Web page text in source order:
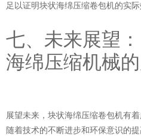
足以证明块状海绵压缩卷包机的实际
七、未来展望：
海绵压缩机械
展望未来，块状海绵压缩卷包机有着
随着技术的不断进步和环保意识的提